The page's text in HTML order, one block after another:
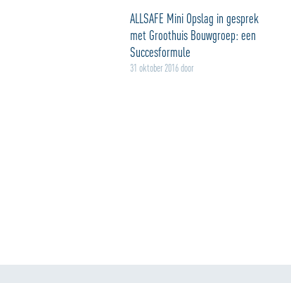
ALLSAFE Mini Opslag in gesprek
met Groothuis Bouwgroep: een
Succesformule
31 oktober 2016 door